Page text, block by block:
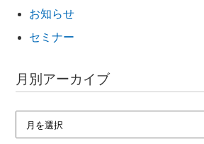
お知らせ
セミナー
月別アーカイブ